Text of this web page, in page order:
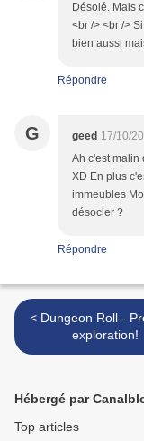
Désolé. Mais
<br /> <br />
bien aussi
Répondre
G geed 17/10/
Ah c'est malin
XD En plus
immeubles
désocler ?
Répondre
< Dungeon Roll - Première
exploration!
Hébergé par
Top articles